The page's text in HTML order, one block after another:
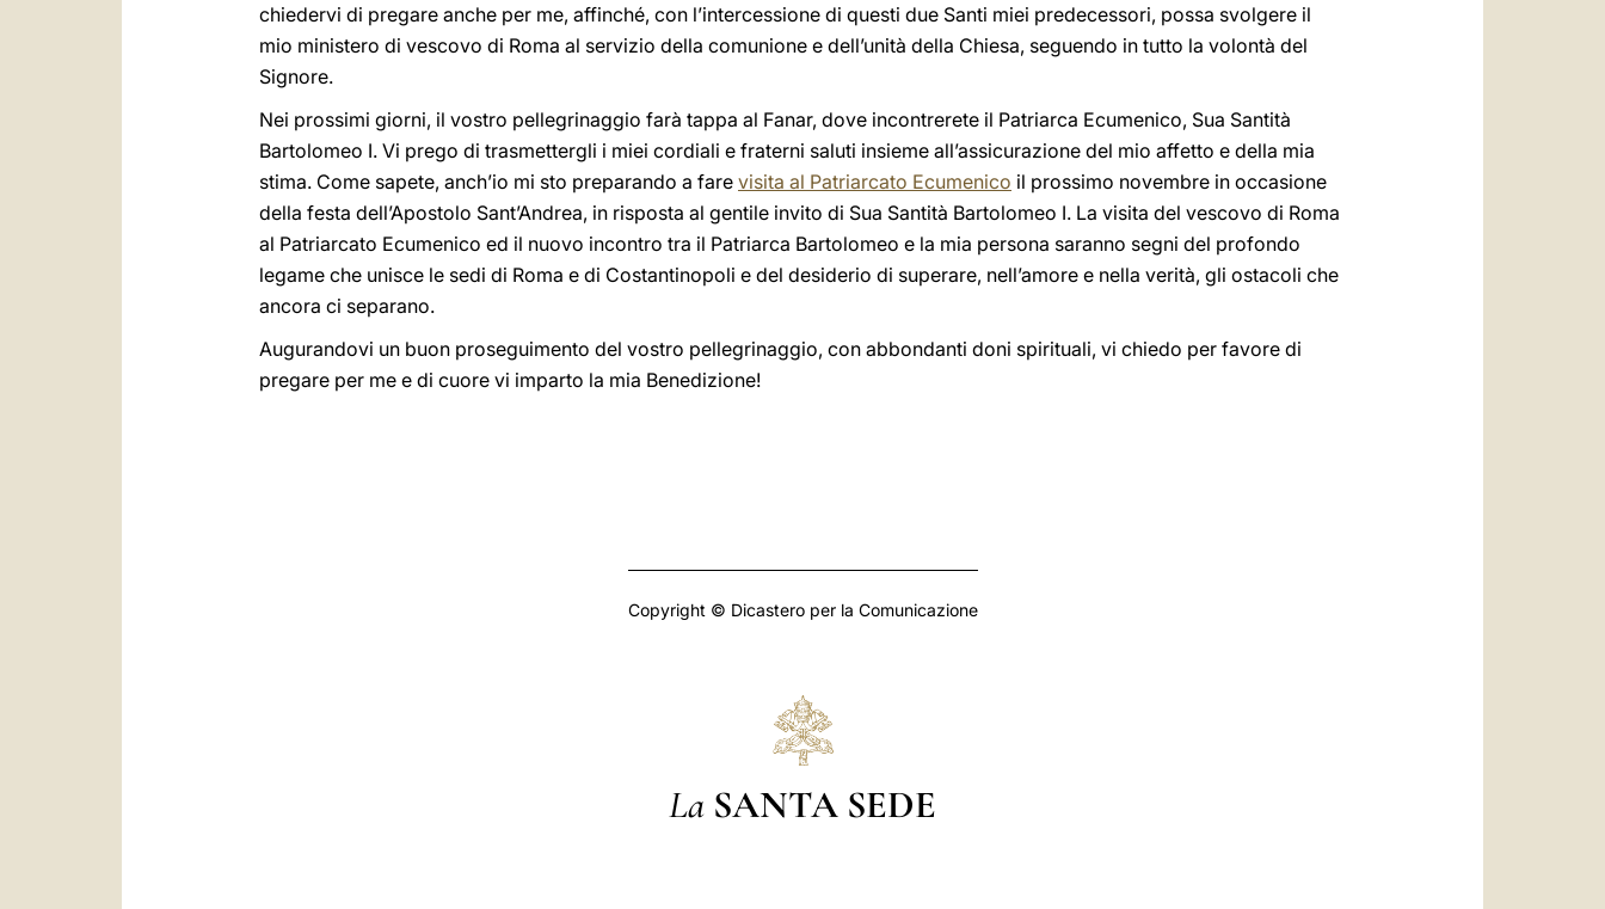
chiedervi di pregare anche per me, affinché, con l’intercessione di questi due Santi miei predecessori, possa svolgere il
mio ministero di vescovo di Roma al servizio della comunione e dell’unità della Chiesa, seguendo in tutto la volontà del
Signore.
Nei prossimi giorni, il vostro pellegrinaggio farà tappa al Fanar, dove incontrerete il Patriarca Ecumenico, Sua Santità
Bartolomeo I. Vi prego di trasmettergli i miei cordiali e fraterni saluti insieme all’assicurazione del mio affetto e della mia
stima. Come sapete, anch’io mi sto preparando a fare visita al Patriarcato Ecumenico il prossimo novembre in occasione
della festa dell’Apostolo Sant’Andrea, in risposta al gentile invito di Sua Santità Bartolomeo I. La visita del vescovo di Roma
al Patriarcato Ecumenico ed il nuovo incontro tra il Patriarca Bartolomeo e la mia persona saranno segni del profondo
legame che unisce le sedi di Roma e di Costantinopoli e del desiderio di superare, nell’amore e nella verità, gli ostacoli che
ancora ci separano.
Augurandovi un buon proseguimento del vostro pellegrinaggio, con abbondanti doni spirituali, vi chiedo per favore di
pregare per me e di cuore vi imparto la mia Benedizione!
Copyright © Dicastero per la Comunicazione
La SANTA SEDE